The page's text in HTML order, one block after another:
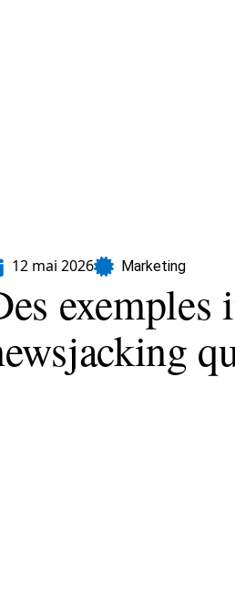
12 mai 2026 Marketing
exemples